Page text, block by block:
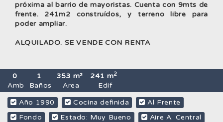
próxima al barrio de mayoristas. Cuenta con 9mts de
frente. 241m2 construídos, y terreno libre para
poder ampliar.
ALQUILADO. SE VENDE CON RENTA
0
Amb
1
Baños
353 m²
Area
241 m2
Edif
Año 1990
Cocina definida
Al Frente
Fondo
Estado: Muy Bueno Aire A. Central